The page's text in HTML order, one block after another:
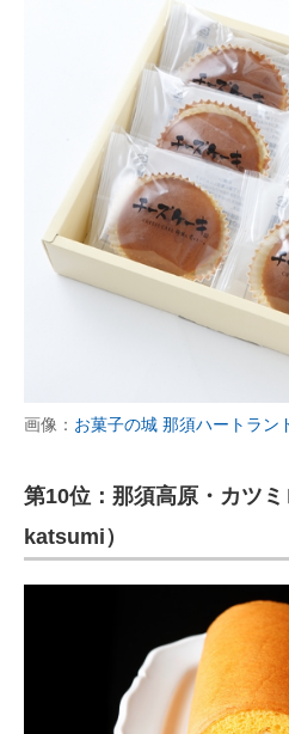
画像： お菓子の城 那須ハートラン
第10位：那須高原・カツ
katsumi）